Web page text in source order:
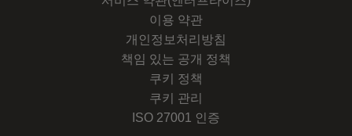
이용 약관
개인정보처리방침
책임 있는 공개 정책
쿠키 정책
쿠키 관리
ISO 27001 인증